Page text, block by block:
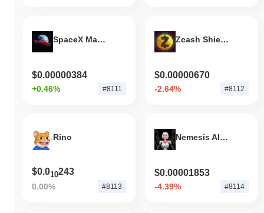
SpaceX Mascot
$0.00000384
+0.46% #8111
Zcash Shielded Asset
$0.00000670
-2.64% #8112
Rino
$0.010243
0.00% #8113
Nemesis AI Trader
$0.00001853
-4.39% #8114